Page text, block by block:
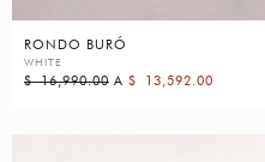
RONDO BURÓ
WHITE
$16,990.00 A $ 13,592.00